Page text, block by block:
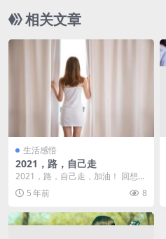
相关文章
生活感悟
2021，路，自己走
2021，路，自己走，加油！ 回想曾
经走过的路，想想还未走过的路，
看看即将要走的...
5 年前 8